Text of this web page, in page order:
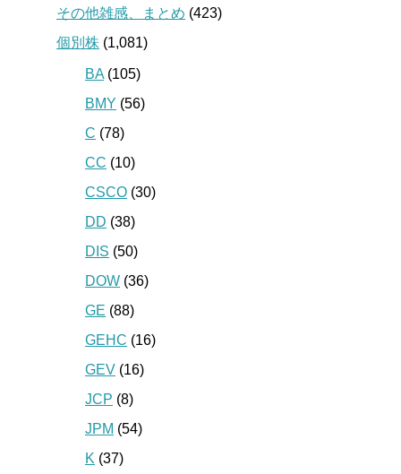
その他雑感、まとめ (423)
個別株 (1,081)
BA (105)
BMY (56)
C (78)
CC (10)
CSCO (30)
DD (38)
DIS (50)
DOW (36)
GE (88)
GEHC (16)
GEV (16)
JCP (8)
JPM (54)
K (37)